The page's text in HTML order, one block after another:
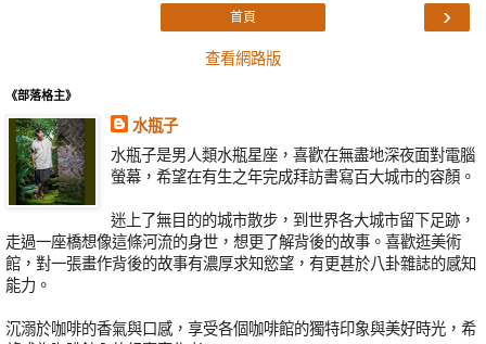
›
首頁
查看網路版
《部落格主》
水瓶子
水瓶子是男人類水瓶星座，喜歡在無盡地深夜面對電腦
螢幕，希望在有生之年完成拜訪書寫百大城市的容顏。
迷上了無目的的城市散步，到世界各大城市留下足跡，
走過一座橋想像這條河流的身世，想更了解背後的故事。喜歡逛美術
館，對一張畫作背後的故事有濃厚求知慾望，有更甚於八卦雜誌的感知
能力。
沉溺於咖啡的香氣與口感，享受各個咖啡館的獨特印象與美好時光，希